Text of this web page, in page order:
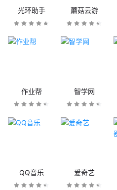
光环助手 蘑菇云游
作业帮 智学网
QQ音乐 爱奇艺